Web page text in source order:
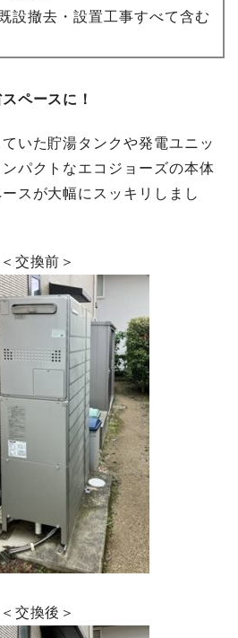
設撤去・設置工事すべて含む
ペースに！
いた貯湯タンクや発電ユニッ
パクトなエコジョーズの本体
スが大幅にスッキリしまし
＜交換前＞
＜交換後＞